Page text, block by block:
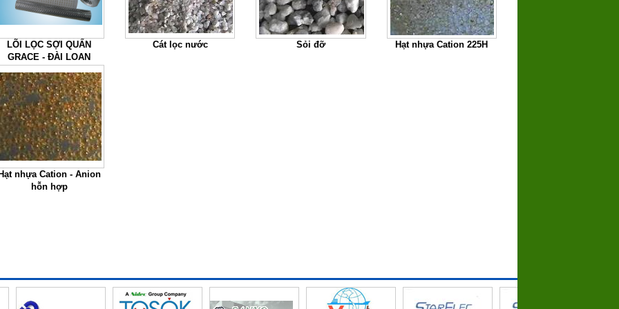
LÕI LỌC SỢI QUẤN
GRACE - ĐÀI LOAN
Cát lọc nước Sỏi đỡ Hạt nhựa Cation 225H
Hạt nhựa Cation - Anion
hỗn hợp